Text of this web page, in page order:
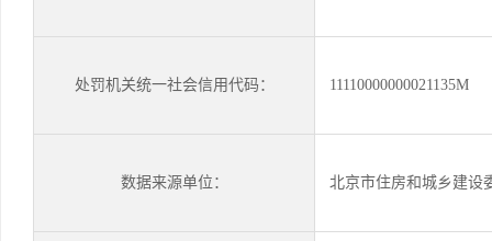
处罚机关统一社会信用代码： 11110000000021135M
数据来源单位： 北京市住房和城乡建设